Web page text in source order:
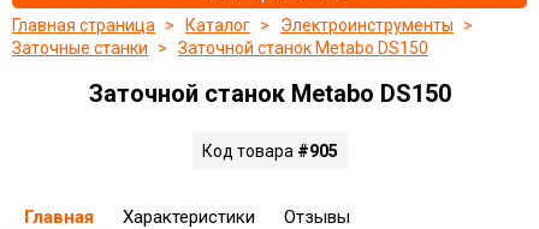
Главная страница
Каталог
Электроинструменты
Заточные станки
Заточной станок Metabo DS150
Заточной станок Metabo DS150
Код товара #905
Главная Характеристики Отзывы